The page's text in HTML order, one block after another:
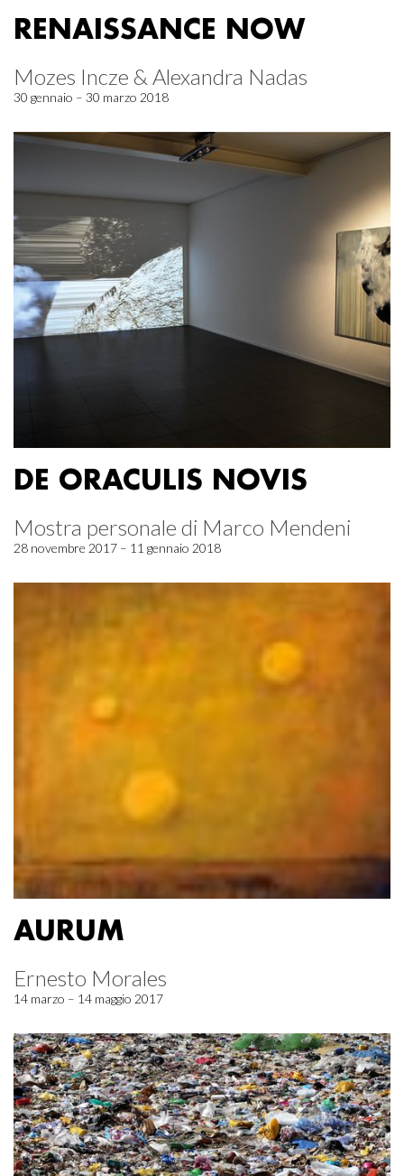
RENAISSANCE NOW
Mozes Incze & Alexandra Nadas
30 gennaio – 30 marzo 2018
DE ORACULIS NOVIS
Mostra personale di Marco Mendeni
28 novembre 2017 – 11 gennaio 2018
AURUM
Ernesto Morales
14 marzo – 14 maggio 2017